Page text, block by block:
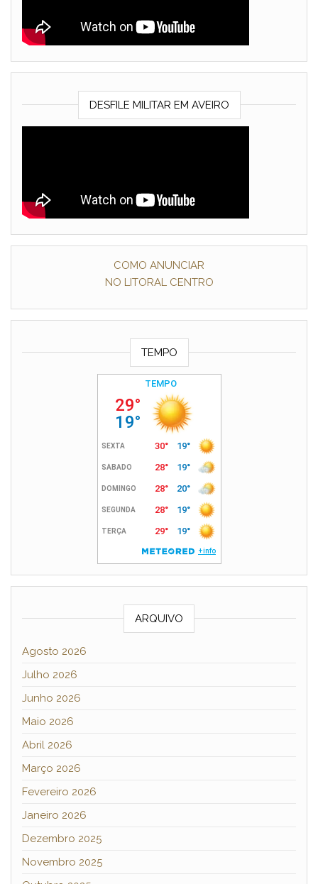
DESFILE MILITAR EM AVEIRO
COMO ANUNCIAR
NO LITORAL CENTRO
TEMPO
ARQUIVO
Agosto 2026
Julho 2026
Junho 2026
Maio 2026
Abril 2026
Março 2026
Fevereiro 2026
Janeiro 2026
Dezembro 2025
Novembro 2025